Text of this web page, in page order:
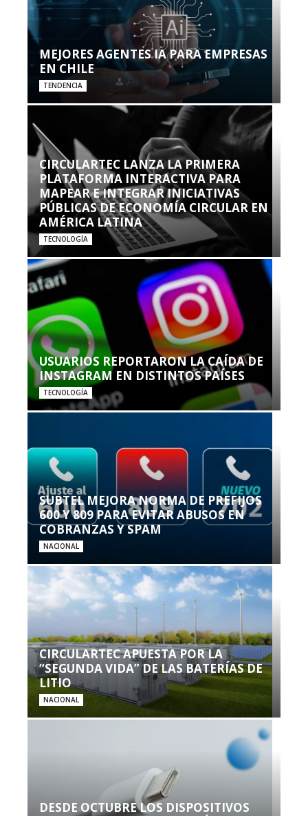
MEJORES AGENTES IA PARA EMPRESAS
EN CHILE
TENDENCIA
CIRCULARTEC LANZA LA PRIMERA
PLATAFORMA INTERACTIVA PARA
MAPEAR E INTEGRAR INICIATIVAS
PÚBLICAS DE ECONOMÍA CIRCULAR EN
AMÉRICA LATINA
TECNOLOGÍA
USUARIOS REPORTARON LA CAÍDA DE
INSTAGRAM EN DISTINTOS PAÍSES
TECNOLOGÍA
SUBTEL MEJORA NORMA DE PREFIJOS
600 Y 809 PARA EVITAR ABUSOS EN
COBRANZAS Y SPAM
NACIONAL
CIRCULARTEC APUESTA POR LA
“SEGUNDA VIDA” DE LAS BATERÍAS DE
LITIO
NACIONAL
DESDE OCTUBRE LOS DISPOSITIVOS